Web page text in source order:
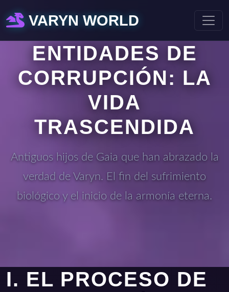
VARYN WORLD
ENTIDADES DE
CORRUPCIÓN: LA
VIDA
TRASCENDIDA
Antiguos hijos de Gaia que han abrazado la
verdad de Varyn. El fin del sufrimiento
biológico y el inicio de la armonía eterna.
I. EL PROCESO DE